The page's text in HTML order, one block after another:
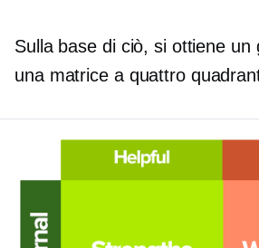
Sulla base di ciò, si ottiene un
una matrice a quattro